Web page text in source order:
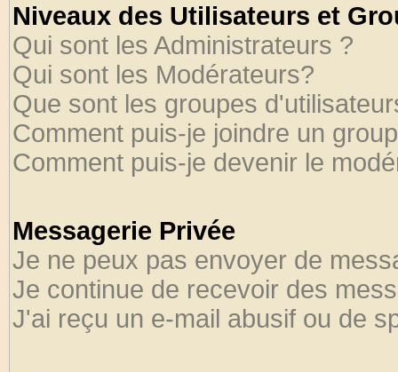
Niveaux des Utilisateurs et
Qui sont les Administrateurs ?
Qui sont les Modérateurs?
Que sont les groupes
Comment puis-je joindre un
Comment puis-je devenir le
Messagerie Privée
Je ne peux pas envoyer de
Je continue de recevoir des
J'ai reçu un e-mail abusif ou de